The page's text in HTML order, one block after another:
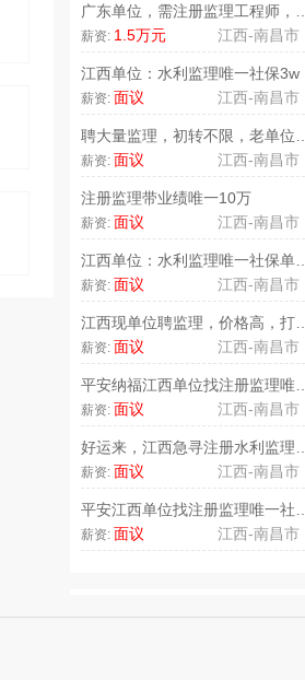
薪资: 1.5万元 江西-南昌市
江西单位：水利监理唯一社保3w
薪资: 面议 江西-南昌市
薪资: 面议 江西-南昌市
注册监理带业绩唯一10万
薪资: 面议 江西-南昌市
薪资: 面议 江西-南昌市
薪资: 面议 江西-南昌市
薪资: 面议 江西-南昌市
薪资: 面议 江西-南昌市
薪资: 面议 江西-南昌市